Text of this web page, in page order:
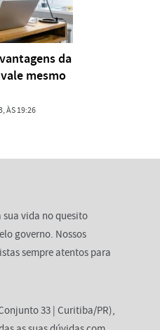
da
mesmo
ÀS 19:26
vida no quesito
governo. Nossos
sempre atentos para
33 | Curitiba/PR),